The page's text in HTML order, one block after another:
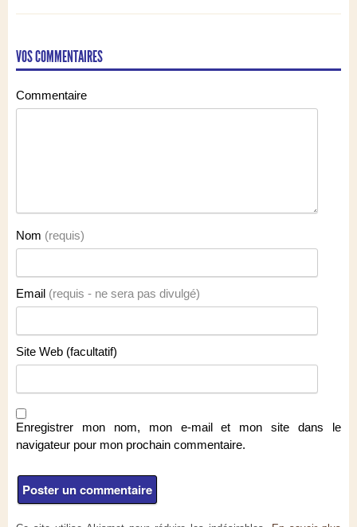
VOS COMMENTAIRES
Commentaire
Nom (requis)
Email (requis - ne sera pas divulgé)
Site Web (facultatif)
Enregistrer mon nom, mon e-mail et mon site dans le
navigateur pour mon prochain commentaire.